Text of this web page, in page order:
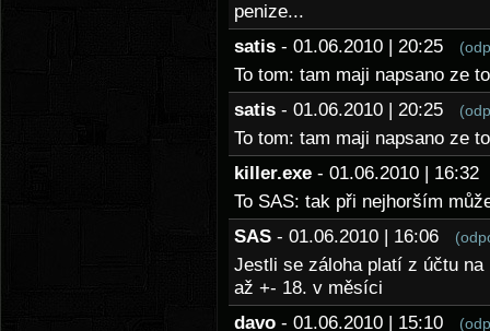
penize...
satis - 01.06.2010 | 20:25
To tom: tam maji napsano ze
satis - 01.06.2010 | 20:25
To tom: tam maji napsano ze
killer.exe - 01.06.2010 |
To SAS: tak při nejhorším
SAS - 01.06.2010 | 16:06
Jestli se záloha platí z účtu
až +- 18. v měsíci
davo - 01.06.2010 | 15:10